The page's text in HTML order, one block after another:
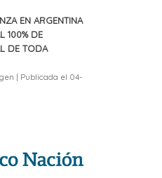
EN ARGENTINA
100% DE
DE TODA
Publicada el 04-